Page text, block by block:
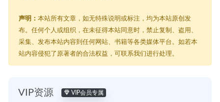
声明： 本站所有文章，如无特殊说明或标注，均为本站原创发
布。任何个人或组织，在未征得本站同意时，禁止复制、盗用、
采集、发布本站内容到任何网站、书籍等各类媒体平台。如若本
站内容侵犯了原著者的合法权益，可联系我们进行处理。
VIP资源 VIP会员专属